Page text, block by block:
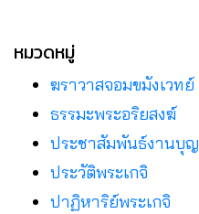
หมวดหมู่
ฆราวาสจอมขมังเวทย์
ธรรมะพระอริยสงฆ์
ประชาสัมพันธ์งานบุญ
ประวัติพระเกจิ
ปาฏิหาริย์พระเกจิ